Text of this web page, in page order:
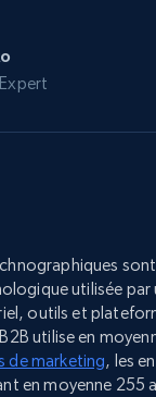
utilisée par
outils et
utilise en
de marketing, les
en moyenne 255